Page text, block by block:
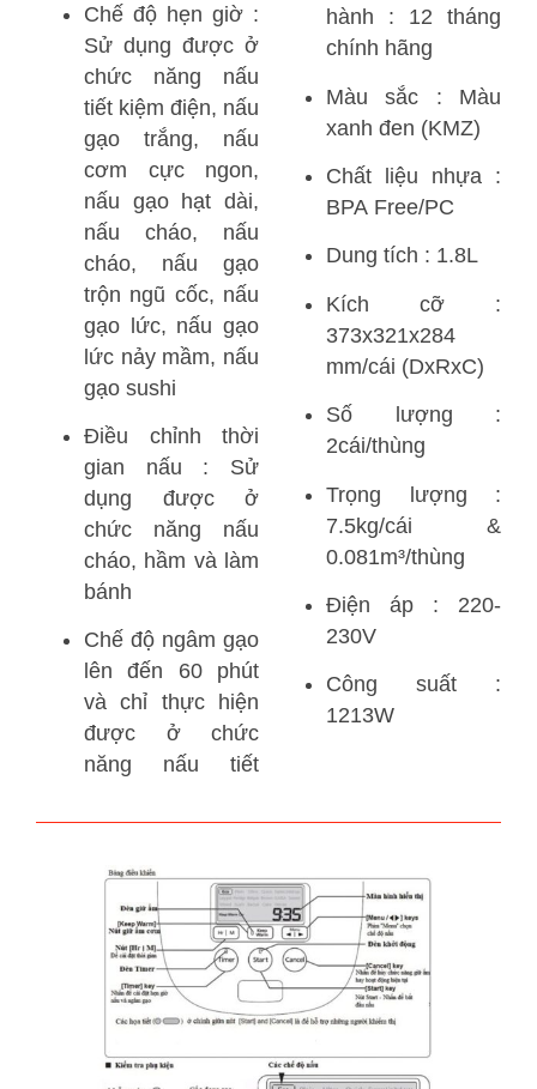
Chế độ hẹn giờ :
Sử dụng được ở
chức năng nấu
tiết kiệm điện, nấu
gạo trắng, nấu
cơm cực ngon,
nấu gạo hạt dài,
nấu cháo, nấu
cháo, nấu gạo
trộn ngũ cốc, nấu
gạo lức, nấu gạo
lức nảy mầm, nấu
gạo sushi
Điều chỉnh thời
gian nấu : Sử
dụng được ở
chức năng nấu
cháo, hầm và làm
bánh
Chế độ ngâm gạo
lên đến 60 phút
và chỉ thực hiện
được ở chức
năng nấu tiết
hành : 12 tháng
chính hãng
Màu sắc : Màu
xanh đen (KMZ)
Chất liệu nhựa :
BPA Free/PC
Dung tích : 1.8L
Kích cỡ :
373x321x284
mm/cái (DxRxC)
Số lượng :
2cái/thùng
Trọng lượng :
7.5kg/cái &
0.081m³/thùng
Điện áp : 220-
230V
Công suất :
1213W